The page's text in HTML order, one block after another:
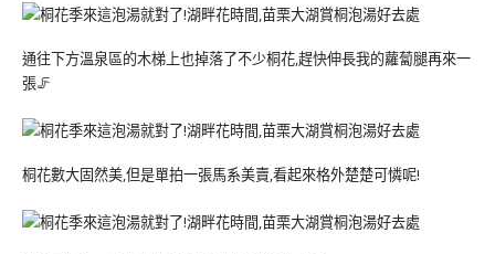
通往下方溫泉區的木梯上也掉落了不少桐花,趕快伸長我的蘿蔔腿再來一
張🦵
桐花數大固然美,但是單拍一張馬系美賣,看起來格外楚楚可憐呢!